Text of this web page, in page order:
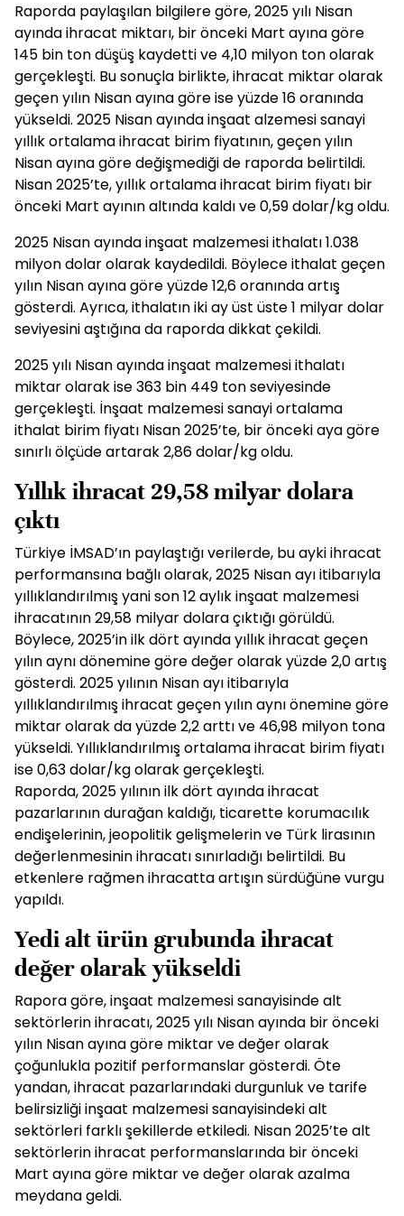
Raporda paylaşılan bilgilere göre, 2025 yılı Nisan
ayında ihracat miktarı, bir önceki Mart ayına göre
145 bin ton düşüş kaydetti ve 4,10 milyon ton olarak
gerçekleşti. Bu sonuçla birlikte, ihracat miktar olarak
geçen yılın Nisan ayına göre ise yüzde 16 oranında
yükseldi. 2025 Nisan ayında inşaat alzemesi sanayi
yıllık ortalama ihracat birim fiyatının, geçen yılın
Nisan ayına göre değişmediği de raporda belirtildi.
Nisan 2025’te, yıllık ortalama ihracat birim fiyatı bir
önceki Mart ayının altında kaldı ve 0,59 dolar/kg oldu.
2025 Nisan ayında inşaat malzemesi ithalatı 1.038
milyon dolar olarak kaydedildi. Böylece ithalat geçen
yılın Nisan ayına göre yüzde 12,6 oranında artış
gösterdi. Ayrıca, ithalatın iki ay üst üste 1 milyar dolar
seviyesini aştığına da raporda dikkat çekildi.
2025 yılı Nisan ayında inşaat malzemesi ithalatı
miktar olarak ise 363 bin 449 ton seviyesinde
gerçekleşti. İnşaat malzemesi sanayi ortalama
ithalat birim fiyatı Nisan 2025’te, bir önceki aya göre
sınırlı ölçüde artarak 2,86 dolar/kg oldu.
Yıllık ihracat 29,58 milyar dolara
çıktı
Türkiye İMSAD’ın paylaştığı verilerde, bu ayki ihracat
performansına bağlı olarak, 2025 Nisan ayı itibarıyla
yıllıklandırılmış yani son 12 aylık inşaat malzemesi
ihracatının 29,58 milyar dolara çıktığı görüldü.
Böylece, 2025’in ilk dört ayında yıllık ihracat geçen
yılın aynı dönemine göre değer olarak yüzde 2,0 artış
gösterdi. 2025 yılının Nisan ayı itibarıyla
yıllıklandırılmış ihracat geçen yılın aynı önemine göre
miktar olarak da yüzde 2,2 arttı ve 46,98 milyon tona
yükseldi. Yıllıklandırılmış ortalama ihracat birim fiyatı
ise 0,63 dolar/kg olarak gerçekleşti.
Raporda, 2025 yılının ilk dört ayında ihracat
pazarlarının durağan kaldığı, ticarette korumacılık
endişelerinin, jeopolitik gelişmelerin ve Türk lirasının
değerlenmesinin ihracatı sınırladığı belirtildi. Bu
etkenlere rağmen ihracatta artışın sürdüğüne vurgu
yapıldı.
Yedi alt ürün grubunda ihracat
değer olarak yükseldi
Rapora göre, inşaat malzemesi sanayisinde alt
sektörlerin ihracatı, 2025 yılı Nisan ayında bir önceki
yılın Nisan ayına göre miktar ve değer olarak
çoğunlukla pozitif performanslar gösterdi. Öte
yandan, ihracat pazarlarındaki durgunluk ve tarife
belirsizliği inşaat malzemesi sanayisindeki alt
sektörleri farklı şekillerde etkiledi. Nisan 2025’te alt
sektörlerin ihracat performanslarında bir önceki
Mart ayına göre miktar ve değer olarak azalma
meydana geldi.